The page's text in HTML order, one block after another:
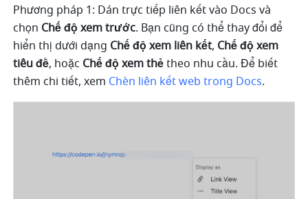
Phương pháp 1: Dán trực tiếp liên kết vào Docs và
chọn Chế độ xem trước. Bạn cũng có thể thay đổi để
hiển thị dưới dạng Chế độ xem liên kết, Chế độ xem
tiêu đề, hoặc Chế độ xem thẻ theo nhu cầu. Để biết
thêm chi tiết, xem Chèn liên kết web trong Docs.